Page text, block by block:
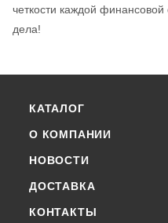
четкости каждой
дела!
КАТАЛОГ
О КОМПАНИИ
НОВОСТИ
ДОСТАВКА
КОНТАКТЫ